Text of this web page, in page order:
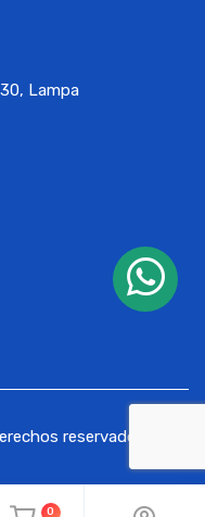
Lampa
reservados
0